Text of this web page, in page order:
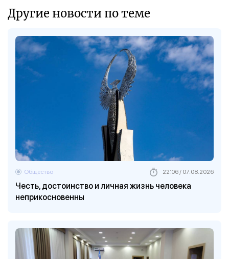
Другие новости по теме
Честь, достоинство и личная жизнь человека
неприкосновенны
Общество 22:06 / 07.08.2026